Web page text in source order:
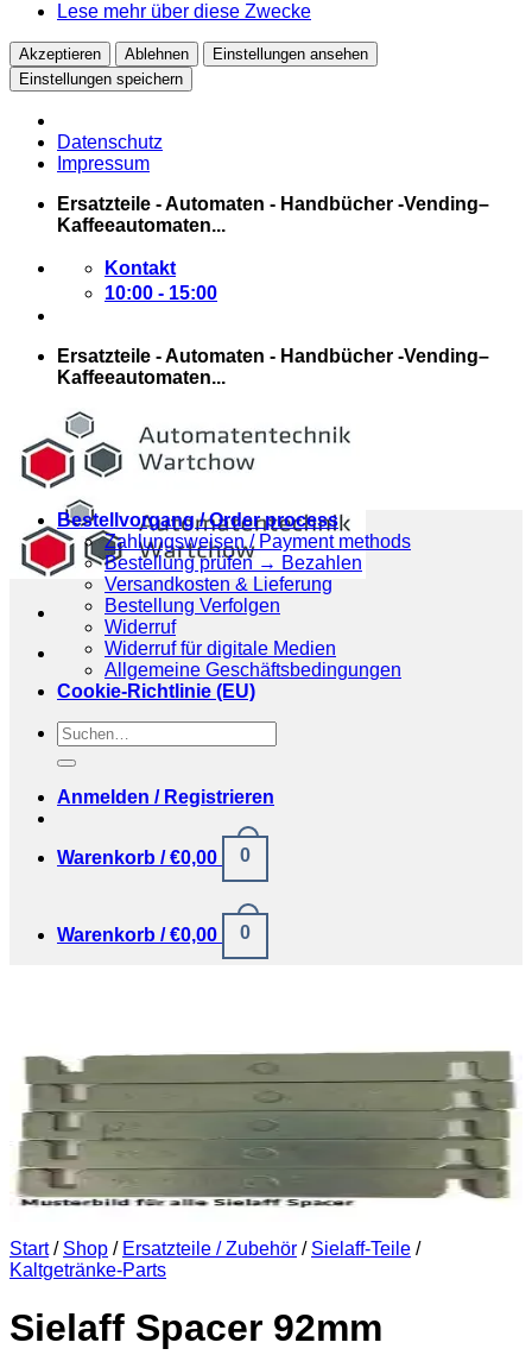
Lese mehr über diese Zwecke
Akzeptieren Ablehnen
Einstellungen ansehen
Einstellungen speichern
Datenschutz
Impressum
Zum
Ersatzteile - Automaten - Handbücher -Vending–
Kaffeeautomaten...
Kontakt
10:00 - 15:00
Ersatzteile - Automaten - Handbücher -Vending–
Kaffeeautomaten...
Bestellvorgang / Order process
Zahlungsweisen / Payment methods
Bestellung prüfen → Bezahlen
Versandkosten & Lieferung
Bestellung Verfolgen
Widerruf
Widerruf für digitale Medien
Allgemeine Geschäftsbedingungen
Cookie-Richtlinie (EU)
Suchen
nach:
Anmelden / Registrieren
Warenkorb /€0,00 0
Warenkorb /€0,00 0
Start / Shop / Ersatzteile / Zubehör / Sielaff-Teile /
Kaltgetränke-Parts
Sielaff Spacer 92mm